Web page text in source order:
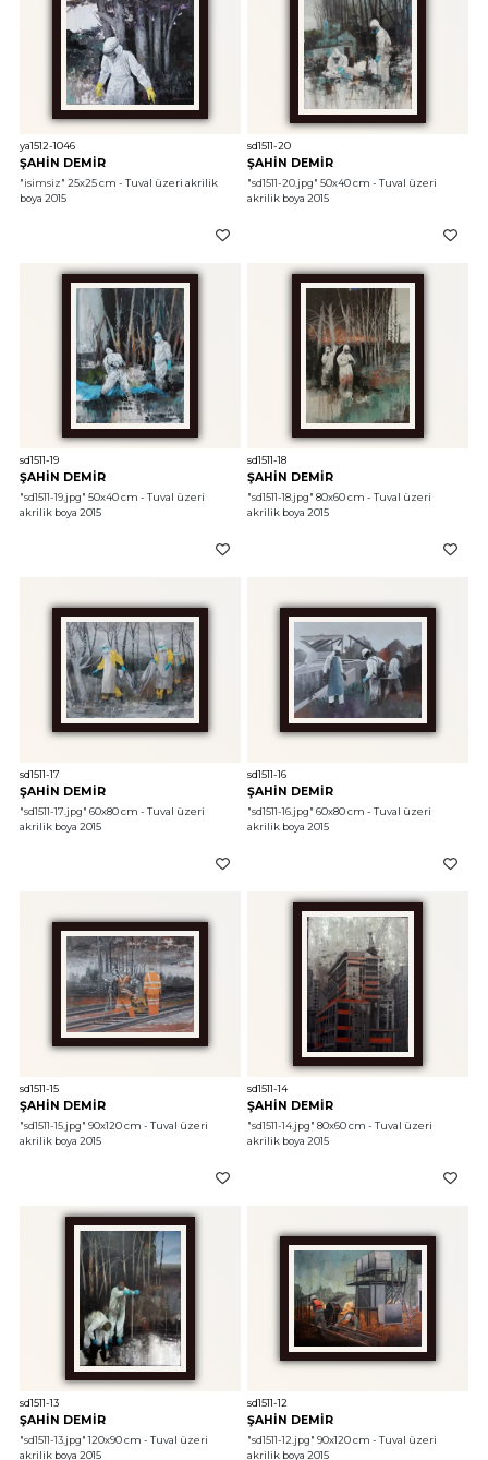
ya1512-1046
ŞAHİN DEMİR
"isimsiz" 25x25 cm - Tuval üzeri akrilik
boya 2015
sd1511-20
ŞAHİN DEMİR
"sd1511-20.jpg" 50x40 cm - Tuval üzeri
akrilik boya 2015
sd1511-19
ŞAHİN DEMİR
"sd1511-19.jpg" 50x40 cm - Tuval üzeri
akrilik boya 2015
sd1511-18
ŞAHİN DEMİR
"sd1511-18.jpg" 80x60 cm - Tuval üzeri
akrilik boya 2015
sd1511-17
ŞAHİN DEMİR
"sd1511-17.jpg" 60x80 cm - Tuval üzeri
akrilik boya 2015
sd1511-16
ŞAHİN DEMİR
"sd1511-16.jpg" 60x80 cm - Tuval üzeri
akrilik boya 2015
sd1511-15
ŞAHİN DEMİR
"sd1511-15.jpg" 90x120 cm - Tuval üzeri
akrilik boya 2015
sd1511-14
ŞAHİN DEMİR
"sd1511-14.jpg" 80x60 cm - Tuval üzeri
akrilik boya 2015
sd1511-13
ŞAHİN DEMİR
"sd1511-13.jpg" 120x90 cm - Tuval üzeri
akrilik boya 2015
sd1511-12
ŞAHİN DEMİR
"sd1511-12.jpg" 90x120 cm - Tuval üzeri
akrilik boya 2015